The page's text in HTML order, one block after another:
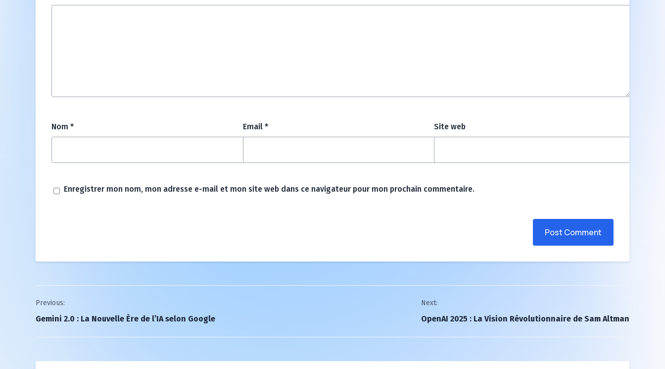
Nom * Email * Site web
Enregistrer mon nom, mon adresse e-mail et mon site web dans ce navigateur pour mon prochain commentaire.
Post Comment
Post
navigation
Previous:
Gemini 2.0 : La Nouvelle Ère de l’IA selon Google
Next:
OpenAI 2025 : La Vision Révolutionnaire de Sam Altman